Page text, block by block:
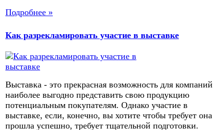
Подробнее »
Как разрекламировать участие в выставке
Выставка - это прекрасная возможность для компаний
наиболее выгодно представить свою продукцию
потенциальным покупателям. Однако участие в
выставке, если, конечно, вы хотите чтобы требует она
прошла успешно, требует тщательной подготовки.